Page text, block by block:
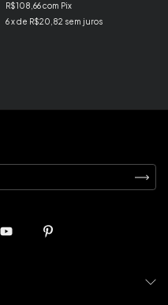
R$108,66com Pix
6 x de R$20,82 sem juros